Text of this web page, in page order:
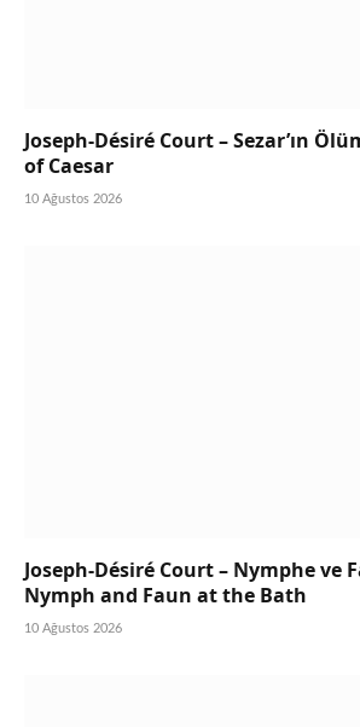
Joseph-Désiré Court – Sezar’ın
of Caesar
10 Ağustos 2026
Joseph-Désiré Court – Nymphe ve
Nymph and Faun at the Bath
10 Ağustos 2026